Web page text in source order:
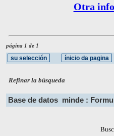
Otra
página 1 de 1
Refinar la búsqueda
Base de datos minde :